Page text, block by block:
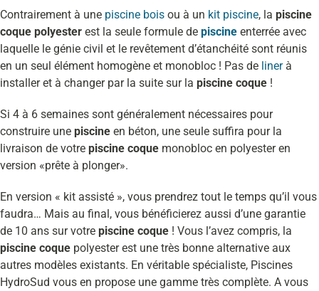
Contrairement à une piscine bois ou à un kit piscine, la piscine
coque polyester est la seule formule de piscine enterrée avec
laquelle le génie civil et le revêtement d’étanchéité sont réunis
en un seul élément homogène et monobloc ! Pas de linerà
installer et à changer par la suite sur la piscine coque !
Si 4 à 6 semaines sont généralement nécessaires pour
construire une piscine en béton, une seule suffira pour la
livraison de votre piscine coque monobloc en polyester en
version «prête à plonger».
En version « kit assisté », vous prendrez tout le temps qu’il vous
faudra… Mais au final, vous bénéficierez aussi d’une garantie
de 10 ans sur votre piscine coque ! Vous l’avez compris, la
piscine coque polyester est une très bonne alternative aux
autres modèles existants. En véritable spécialiste, Piscines
HydroSud vous en propose une gamme très complète. A vous